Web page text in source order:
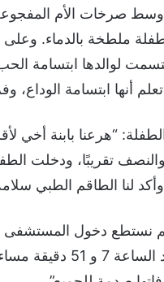
صرخات الأم المفجوعة
ملطخة بالدماء. وعلى
لوالدها ابتسامة
تعلم أنها ابتسامة
“هرعنا بابنة
تقريبًا، ودخلت
لنا الطاقم الطبي
نستطع دخول المستشفى
وفي حدود